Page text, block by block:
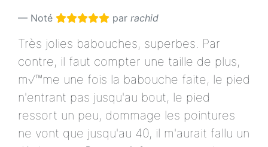
Noté par rachid
Très jolies babouches, superbes. Par
contre, il faut compter une taille de plus,
m√™me une fois la babouche faite, le pied
n'entrant pas jusqu'au bout, le pied
ressort un peu, dommage les pointures
ne vont que jusqu'au 40, il m'aurait fallu un